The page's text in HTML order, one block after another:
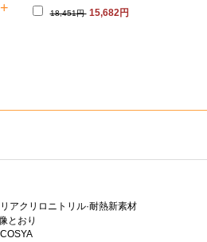
+ 18,451円 15,682円
クリロニトリル·耐熱新素材
とおり